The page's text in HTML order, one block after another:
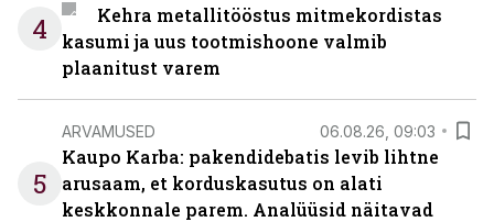
4
Kehra metallitööstus mitmekordistas
kasumi ja uus tootmishoone valmib
plaanitust varem
5
ARVAMUSED 06.08.26, 09:03
Kaupo Karba: pakendidebatis levib lihtne
arusaam, et korduskasutus on alati
keskkonnale parem. Analüüsid näitavad